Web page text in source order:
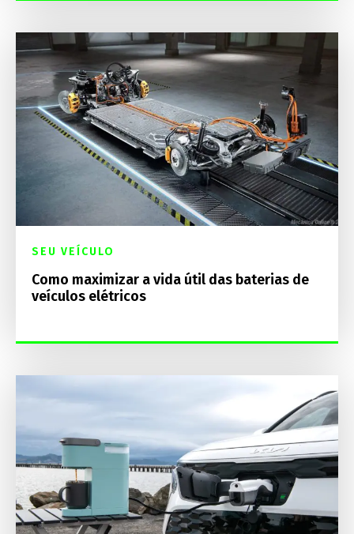
SEU VEÍCULO
Como maximizar a vida útil das baterias de
veículos elétricos